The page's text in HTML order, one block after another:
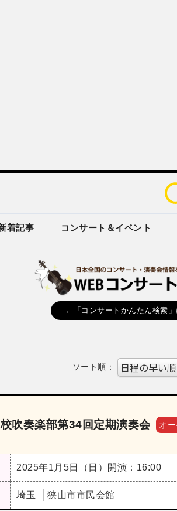
着記事 コンサート＆イベント
←「コンサートかんたん検索」
ソート順：
吹奏楽部第34回定期演奏会 オ
2025年1月5日（日） 開演：16:00
埼玉 狭山市市民会館